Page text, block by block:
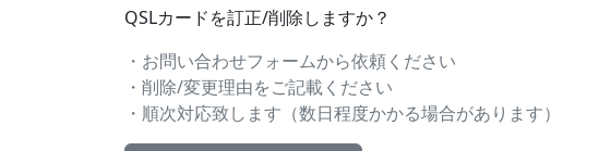
QSLカードを訂正/削除しますか？
・お問い合わせフォームから依頼ください
・削除/変更理由をご記載ください
・順次対応致します（数日程度かかる場合があります）